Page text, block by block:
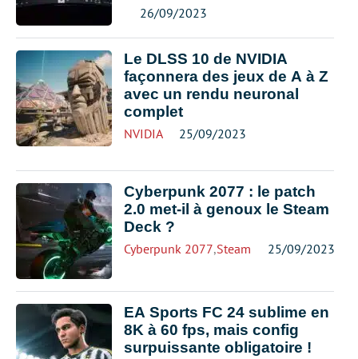
26/09/2023
Le DLSS 10 de NVIDIA
façonnera des jeux de A à Z
avec un rendu neuronal
complet
NVIDIA 25/09/2023
Cyberpunk 2077 : le patch
2.0 met-il à genoux le Steam
Deck ?
Cyberpunk 2077,Steam Deck25/09/2023
EA Sports FC 24 sublime en
8K à 60 fps, mais config
surpuissante obligatoire !